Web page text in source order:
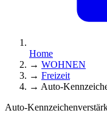
Home
→ WOHNEN
→ Freizeit
→ Auto-
Auto-